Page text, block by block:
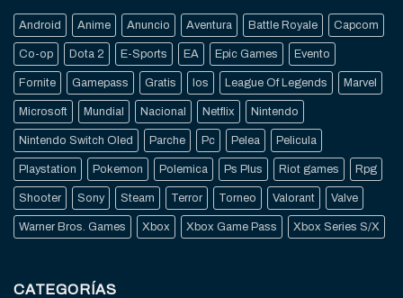
Android Anime Anuncio Aventura Battle Royale Capcom
Co-op Dota 2 E-Sports EA Epic Games Evento
Fornite Gamepass Gratis Ios League Of Legends Marvel
Microsoft Mundial Nacional Netflix Nintendo
Nintendo Switch Oled Parche Pc Pelea Pelicula
Playstation Pokemon Polemica Ps Plus Riot games Rpg
Shooter Sony Steam Terror Torneo Valorant Valve
Warner Bros. Games Xbox Xbox Game Pass Xbox Series S/X
CATEGORÍAS